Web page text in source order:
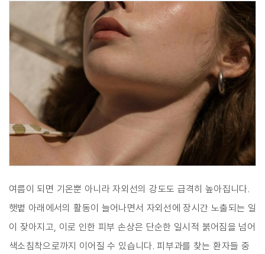
여름이 되면 기온뿐 아니라 자외선의 강도도 급격히 높아집니다.
햇볕 아래에서의 활동이 늘어나면서 자외선에 장시간 노출되는 일
이 잦아지고, 이로 인한 피부 손상은 단순한 일시적 붉어짐을 넘어
색소침착으로까지 이어질 수 있습니다. 피부과를 찾는 환자들 중